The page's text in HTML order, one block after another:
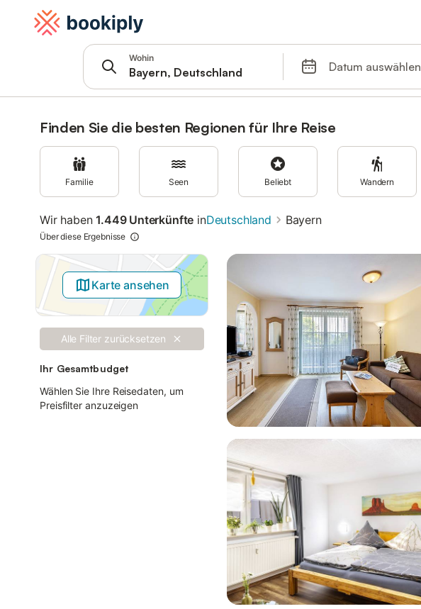
Springe zu
Suchleiste
Wohin
Datum auswählen
Finden Sie die besten Regionen für Ihre Reise
Familie Seen Beliebt Wandern
Wir haben1.449 Unterkünfte inDeutschland Bayern
Über diese Ergebnisse
Karte ansehen
Alle Filter zurücksetzen
Ihr Gesamtbudget
Wählen Sie Ihre Reisedaten, um
Preisfilter anzuzeigen